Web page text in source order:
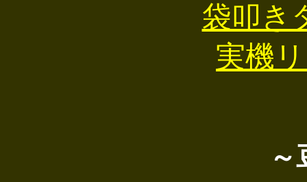
袋叩き
実機
～